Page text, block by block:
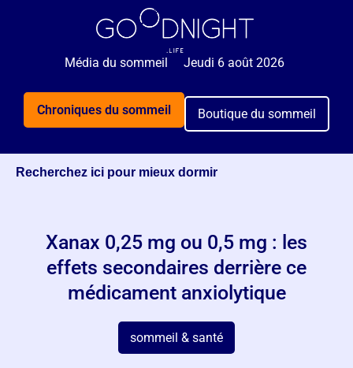
Média du sommeil Jeudi 6 août 2026
Chroniques du sommeil Boutique du sommeil
Recherchez ici pour mieux dormir
Xanax 0,25 mg ou 0,5 mg : les
effets secondaires derrière ce
médicament anxiolytique
sommeil & santé